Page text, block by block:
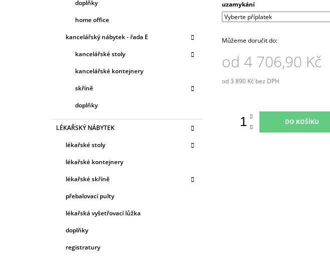
doplňky
home office
kancelářský nábytek - řada E
kancelářské stoly
kancelářské kontejnery
skříně
doplňky
LÉKAŘSKÝ NÁBYTEK
lékařské stoly
lékařské kontejnery
lékařské skříně
přebalovací pulty
lékařská vyšetřovací lůžka
doplňky
registratury
uzamykání
Můžeme doručit do:
od 4 706,90 Kč
od3 890 Kč bez DPH
DO KOŠÍKU